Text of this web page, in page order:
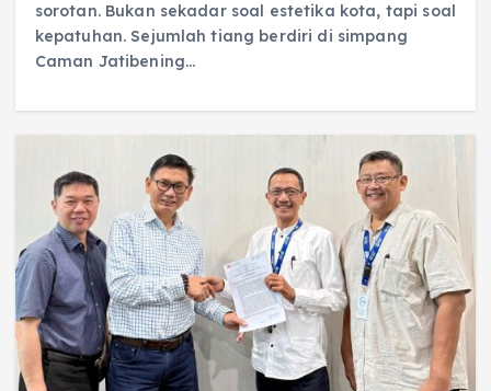
sorotan. Bukan sekadar soal estetika kota, tapi soal
kepatuhan. Sejumlah tiang berdiri di simpang
Caman Jatibening…